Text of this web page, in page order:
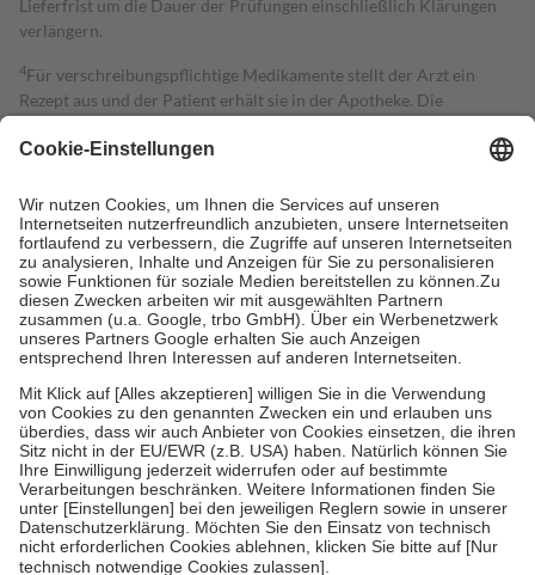
Lieferfrist um die Dauer der Prüfungen einschließlich Klärungen
verlängern.
4Für verschreibungspflichtige Medikamente stellt der Arzt ein
Rezept aus und der Patient erhält sie in der Apotheke. Die
Kosten dafür, der Versicherte trägt einen Teil davon als Zuzahlung
Grundsätzlich leisten Mitglieder Zuzahlungen in Höhe von zehn
Prozent des Abgabepreises,mindestensjedochfünf Euround
höchstens zehn Euro.Es sind jedoch nie mehr als die tatsächlichen
Kosten der Leistung zu entrichten.
Diese Regeln gelten grundsätzlich auch für Online-Apotheken.
Bei Heilmitteln und häuslicher Krankenpflege beträgt die
Zuzahlung zehn Prozent der Kosten sowie zehn Euro je
Um das Engagement der Versicherten für ihre eigene Gesundheit zu
stärken und die besondere Stellung der Familie zu unterstützen,
fallenkeine Zuzahlungen an bei:
• Kindern und Jugendlichen bis zum vollendeten 18. Lebensjahr
mit Ausnahme der Fahrkosten
• Untersuchungen zur Vorsorge und Früherkennung, die von der
GKV getragen werden